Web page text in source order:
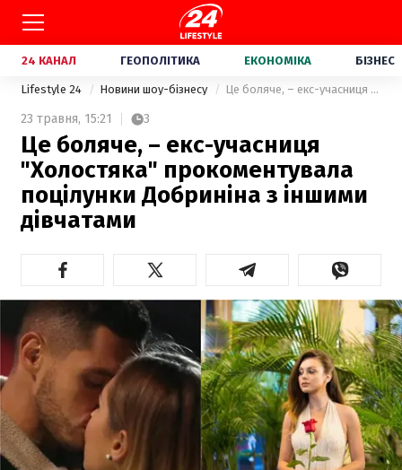
24 КАНАЛ ГЕОПОЛІТИКА ЕКОНОМІКА БІЗНЕС
Lifestyle 24 Новини шоу-бізнесу Це боляче, – екс-учасниця "Холостяка" прокоментувала поцілунки Добриніна з іншими дівчатами
23 травня, 15:21 3
Це боляче, – екс-учасниця
"Холостяка" прокоментувала
поцілунки Добриніна з іншими
дівчатами